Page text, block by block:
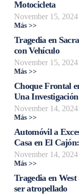
Motocicleta
November 15, 2024
Más >>
Tragedia en
con Vehículo
November 15, 2024
Más >>
Choque Frontal
Una
November 14, 2024
Más >>
Automóvil a
Casa en El
November 14, 2024
Más >>
Tragedia en
ser atropellado